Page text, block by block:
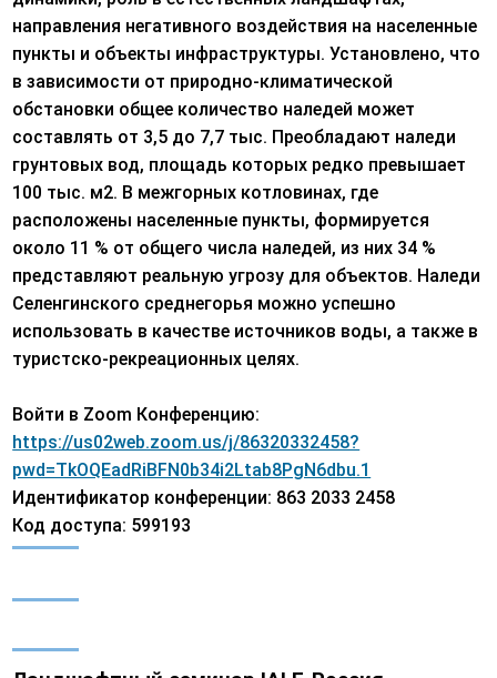
направления негативного воздействия на населенные
пункты и объекты инфраструктуры. Установлено, что
в зависимости от природно-климатической
обстановки общее количество наледей может
составлять от 3,5 до 7,7 тыс. Преобладают наледи
грунтовых вод, площадь которых редко превышает
100 тыс. м2. В межгорных котловинах, где
расположены населенные пункты, формируется
около 11 % от общего числа наледей, из них 34 %
представляют реальную угрозу для объектов. Наледи
Селенгинского среднегорья можно успешно
использовать в качестве источников воды, а также в
туристско-рекреационных целях.
Войти в Zoom Конференцию:
https://us02web.zoom.us/j/86320332458?
pwd=TkOQEadRiBFN0b34i2Ltab8PgN6dbu.1
Идентификатор конференции: 863 2033 2458
Код доступа: 599193